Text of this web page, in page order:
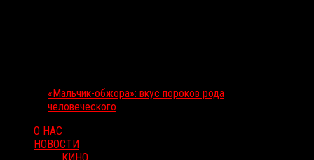
«Мальчик-обжора»: вкус пороков рода
человеческого
О НАС
НОВОСТИ